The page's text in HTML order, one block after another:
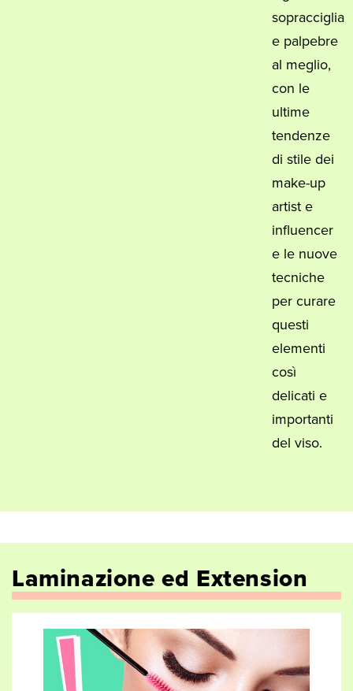
sopracciglia
e palpebre
al meglio,
con le
ultime
tendenze
di stile dei
make-up
artist e
influencer
e le nuove
tecniche
per curare
questi
elementi
così
delicati e
importanti
del viso.
Laminazione ed Extension